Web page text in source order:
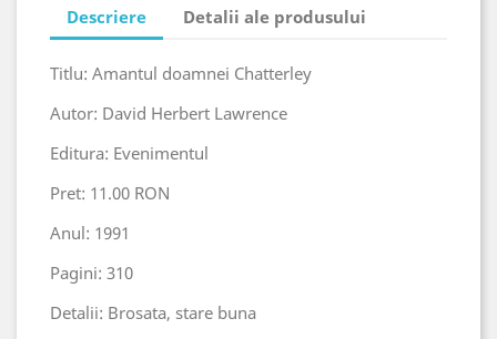
Descriere Detalii ale produsului
Titlu: Amantul doamnei Chatterley
Autor: David Herbert Lawrence
Editura: Evenimentul
Pret: 11.00 RON
Anul: 1991
Pagini: 310
Detalii: Brosata, stare buna